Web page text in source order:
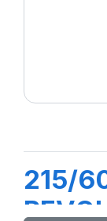
215/